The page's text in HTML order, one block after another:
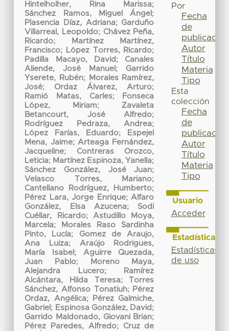
Hintelholher, Rina Marissa;
Sánchez Ramos, Miguel Ángel ;
Plasencia Díaz, Adriana; Garduño
Villarreal, Leopoldo; Chávez Peña,
Ricardo;
Martínez Martínez,
Francisco; López Torres, Ricardo;
Padilla Macayo, David ; Canales
Aliende, José Manuel ; Garrido
Yserete, Rubén;
Morales Ramírez,
José; Ordaz Álvarez, Arturo;
Ramió Matas, Carles;
Fonseca
López, Miriam; Zavaleta
Betancourt, José Alfredo;
Rodríguez Pedraza, Andrea;
López Farías, Eduardo;
Espejel
Mena, Jaime; Arteaga Fernández,
Jacqueline; Contreras Orozco,
Leticia; Martínez Espinoza, Yanella;
Sánchez González, José Juan;
Velasco Torres, Mariano;
Cantellano Rodríguez, Humberto;
Pérez Lara, Jorge Enrique;Alfaro
González, Elsa Azucena; Sodi
Cuéllar, Ricardo; Astudillo Moya,
Marcela;
Morales Raso Sardinha
Pinto, Lucía; Gomez de Araujo,
Ana Luiza; Araújo Rodrigues,
María Isabel ; Aguirre Quezada,
Juan Pablo;
Moreno Maya,
Alejandra Lucero;
Ramírez
Alcántara, Hilda Teresa;
Torres
Sánchez, Alfonso Tonatiuh; Pérez
Ordaz, Angélica;
Pérez Galmiche,
Gabriel ; Espinosa González, David ;
Garrido Maldonado, Giovani Brian;
Pérez Paredes, Alfredo; Cruz de
Por
Fecha
de
publicación
Autor
Título
Materia
Tipo
Esta
colección
Fecha
de
publicación
Autor
Título
Materia
Tipo
Usuario
Acceder
Estadísticas
Estadísticas
de uso